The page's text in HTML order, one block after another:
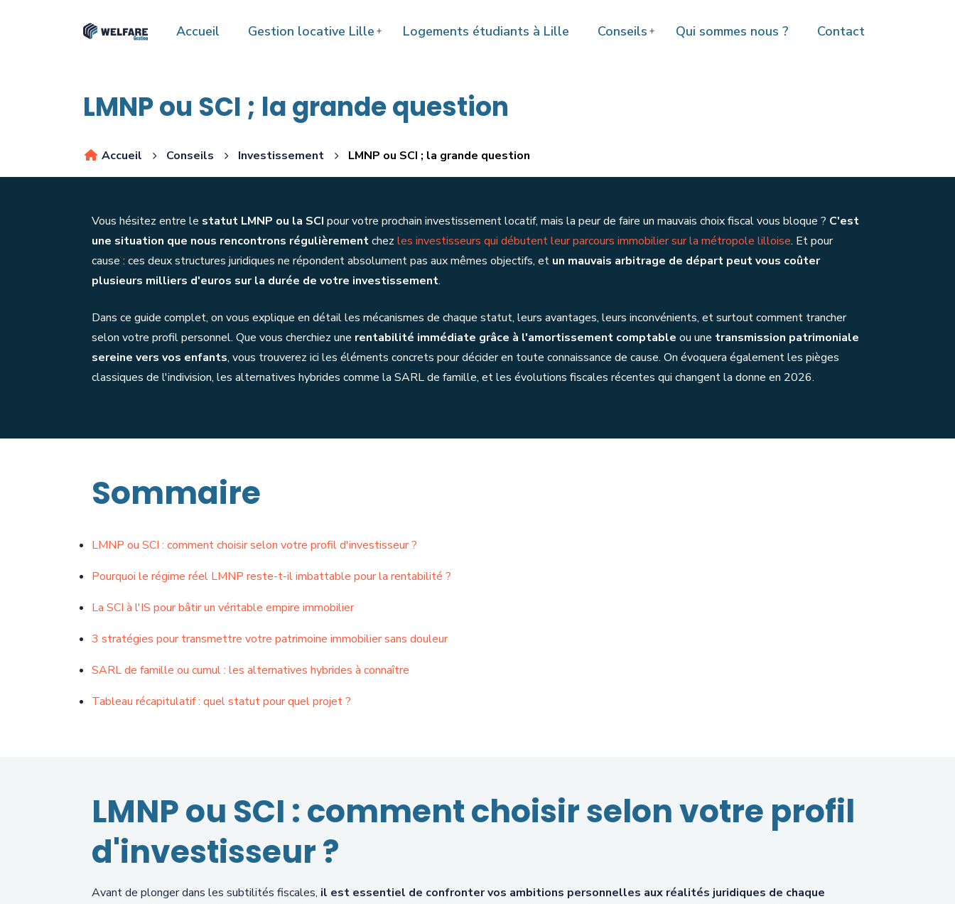
Accueil Gestion locative Lille Logements étudiants à Lille Conseils Qui sommes nous ? Contact
LMNP ou SCI ; la grande question
Accueil Conseils Investissement LMNP ou SCI ; la grande question
Vous hésitez entre le statut LMNP ou la SCI pour votre prochain investissement locatif, mais la peur de faire un mauvais choix fiscal vous bloque ? C'est
une situation que nous rencontrons régulièrementchez les investisseurs qui débutent leur parcours immobilier sur la métropole lilloise. Et pour
cause : ces deux structures juridiques ne répondent absolument pas aux mêmes objectifs, et un mauvais arbitrage de départ peut vous coûter
plusieurs milliers d'euros sur la durée de votre investissement.
Dans ce guide complet, on vous explique en détail les mécanismes de chaque statut, leurs avantages, leurs inconvénients, et surtout comment trancher
selon votre profil personnel. Que vous cherchiez une rentabilité immédiate grâce à l'amortissement comptable ou une transmission patrimoniale
sereine vers vos enfants, vous trouverez ici les éléments concrets pour décider en toute connaissance de cause. On évoquera également les pièges
classiques de l'indivision, les alternatives hybrides comme la SARL de famille, et les évolutions fiscales récentes qui changent la donne en 2026.
Sommaire
LMNP ou SCI : comment choisir selon votre profil d'investisseur ?
Pourquoi le régime réel LMNP reste-t-il imbattable pour la rentabilité ?
La SCI à l'IS pour bâtir un véritable empire immobilier
3 stratégies pour transmettre votre patrimoine immobilier sans douleur
SARL de famille ou cumul : les alternatives hybrides à connaître
Tableau récapitulatif : quel statut pour quel projet ?
LMNP ou SCI : comment choisir selon votre profil
d'investisseur ?
Avant de plonger dans les subtilités fiscales, il est essentiel de confronter vos ambitions personnelles aux réalités juridiques de chaque